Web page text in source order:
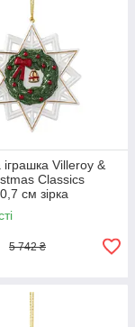
Villeroy &
Classics
см зірка
5 742 ₴